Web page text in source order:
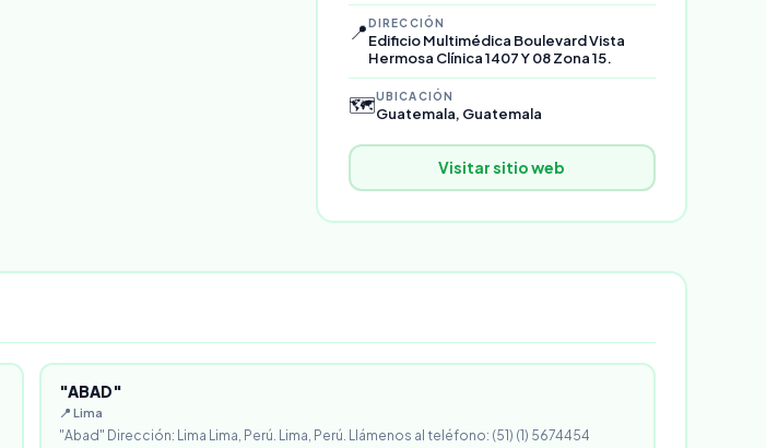
📍DIRECCIÓN
Edificio Multimédica Boulevard Vista
Hermosa Clínica 1407 Y 08 Zona 15.
🗺️UBICACIÓN
Guatemala, Guatemala
Visitar sitio web
"ABAD"
📍 Lima
"Abad" Dirección: Lima Lima, Perú. Lima, Perú. Llámenos al teléfono: (51) (1) 5674454